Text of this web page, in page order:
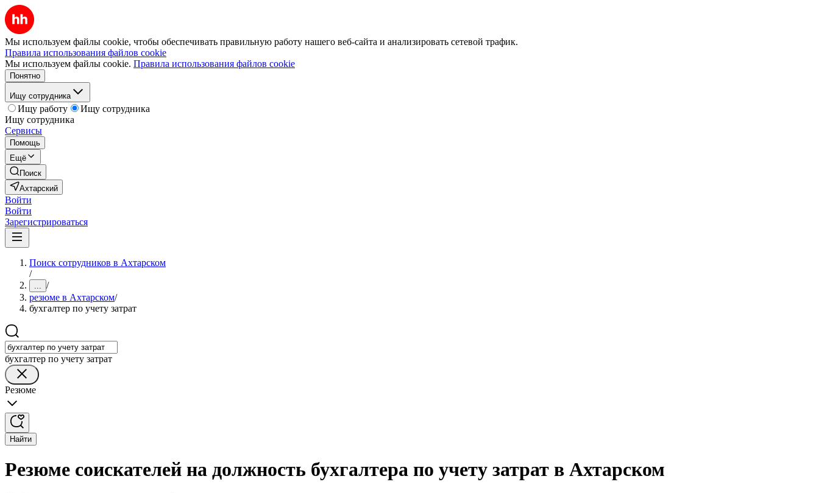
Мы используем файлы cookie, чтобы обеспечивать правильную работу нашего веб-сайта и анализировать сетевой трафик.
Правила использования файлов cookie
Мы используем файлы cookie. Правила использования файлов cookie
Понятно
Ищу сотрудника
Ищу работу
Ищу сотрудника
Ищу сотрудника
Сервисы
Помощь
Ещё
Поиск
Ахтарский
Войти
Войти
Зарегистрироваться
Поиск сотрудников в Ахтарском
/
... /
резюме в Ахтарском/
бухгалтер по учету затрат
бухгалтер по учету затрат
Резюме
Найти
Резюме соискателей на должность бухгалтера по учету затрат в Ахтарском